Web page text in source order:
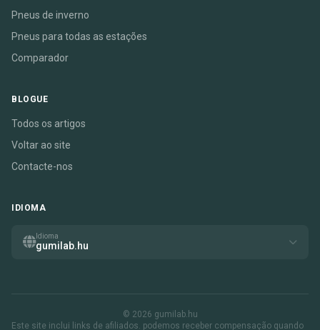
Pneus de inverno
Pneus para todas as estações
Comparador
BLOGUE
Todos os artigos
Voltar ao site
Contacte-nos
IDIOMA
Idioma
gumilab.hu
© 2026 gumilab.hu
Este site inclui links de afiliados. podemos receber compensação quando